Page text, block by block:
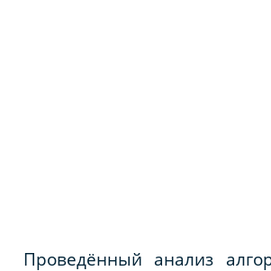
Проведённый анализ